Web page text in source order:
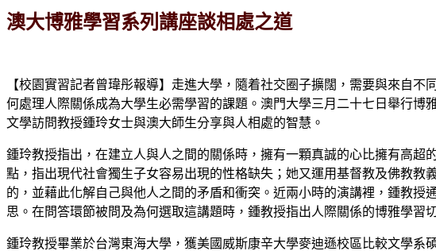
澳大博雅學習系列講座談相處之道
【校園實習記者曾瑋彤報導】走進大學，隨着社交圈子擴闊，需要與來自
何處理人際關係成為大學生必需學習的課題。澳門大學三月二十七日舉行
文學訪問教授鍾玲女士與澳大師生分享與人相處的智慧。
鍾玲教授指出，在建立人與人之間的關係時，擁有一顆真誠的心比擁有高超
點，指出現代社會獨生子女容易出現的性格缺失；她又運用基督教及佛教教
的，並藉此化解自己與他人之間的矛盾和衝突。近兩小時的演講裡，鍾教
思。在問答環節被問及為何選取這講題時，鍾教授指出人際關係的博雅學習
鍾玲教授畢業於台灣東海大學，獲美國威斯康辛大學麥迪遜校區比較文學